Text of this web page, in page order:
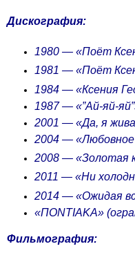
Дискография:
1980 — «Поёт
1981 — «Поёт
1984 — «Ксения
1987 — «”Ай-яй-
2001 — «Да, я
2004 —
2008 — «Золотая
2011 — «Ни
2014 — «Ожидая
«ΠΟΝΤΙΑΚΑ»
Фильмография: